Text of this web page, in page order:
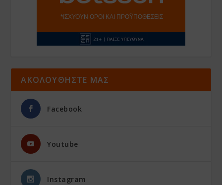
ΑΚΟΛΟΥΘΗΣΤΕ ΜΑΣ
Facebook
Youtube
Instagram